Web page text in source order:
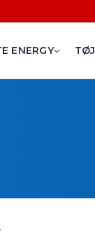
ENERGY TØJ